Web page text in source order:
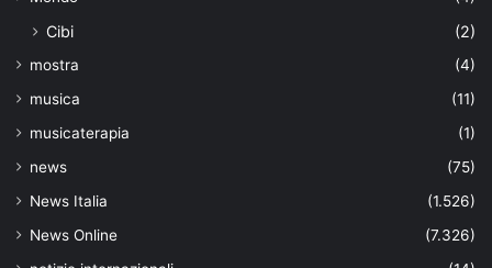
Cibi (2)
mostra
(4)
musica
(11)
musicaterapia
(1)
news
(75)
News Italia
(1.526)
News Online
(7.326)